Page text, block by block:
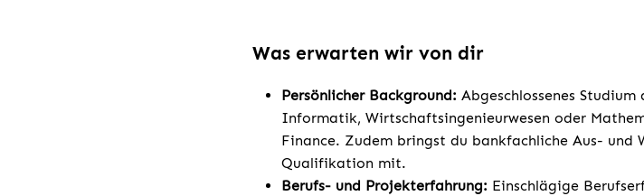
Was erwarten wir von dir
Persönlicher Background: Abgeschlossenes
Informatik, Wirtschaftsingenieurwesen oder
Finance. Zudem bringst du bankfachliche Aus-
Qualifikation mit.
Berufs- und Projekterfahrung: Einschlägige